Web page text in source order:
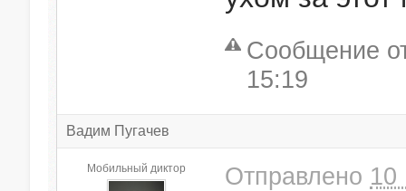
Сообщение
15:19
Вадим Пугачев
Мобильный диктор Отправлено 10